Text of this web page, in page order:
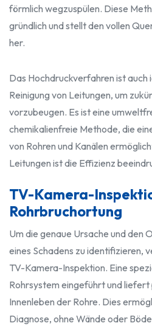
förmlich wegzuspülen. Diese
gründlich und stellt den vollen
her.
Das Hochdruckverfahren ist auch
Reinigung von Leitungen, um
vorzubeugen. Es ist eine
chemikalienfreie Methode, die
von Rohren und Kanälen
Leitungen ist die Effizienz
TV-Kamera-
Rohrbruchortung
Um die genaue Ursache und den
eines Schadens zu identifizieren,
TV-Kamera-Inspektion. Eine
Rohrsystem eingeführt und liefert
Innenleben der Rohre. Dies
Diagnose, ohne Wände oder